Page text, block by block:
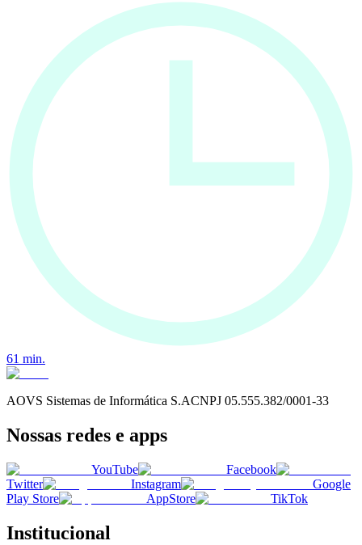
61 min.
AOVS Sistemas de Informática S.ACNPJ 05.555.382/0001-33
Nossas redes e apps
YouTube
Facebook
Twitter
Instagram
Google
Play Store
AppStore TikTok
Institucional